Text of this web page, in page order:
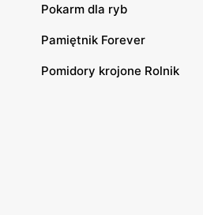
Pokarm dla ryb
Pamiętnik Forever
Pomidory krojone Rolnik